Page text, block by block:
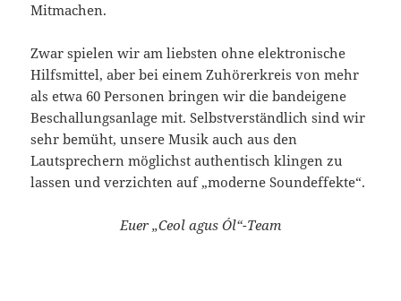
Mitmachen.
Zwar spielen wir am liebsten ohne elektronische
Hilfsmittel, aber bei einem Zuhörerkreis von mehr
als etwa 60 Personen bringen wir die bandeigene
Beschallungsanlage mit. Selbstverständlich sind wir
sehr bemüht, unsere Musik auch aus den
Lautsprechern möglichst authentisch klingen zu
lassen und verzichten auf „moderne Soundeffekte“.
Euer „Ceol agus Ól“-Team